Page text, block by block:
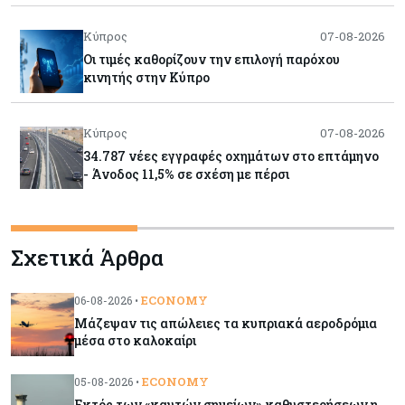
Κύπρος 07-08-2026
Οι τιμές καθορίζουν την επιλογή παρόχου
κινητής στην Κύπρο
Κύπρος 07-08-2026
34.787 νέες εγγραφές οχημάτων στο επτάμηνο
- Άνοδος 11,5% σε σχέση με πέρσι
Κόσμος 07-08-2026
ΕΚΤ: Αιφνιδιάστηκε από την πώληση ευρώ από
τις ΗΠΑ
Κύπρος 07-08-2026
Χορηγία €10.000 για υποτροφίες σε φοιτητές του
Σχετικά Άρθρα
06-08-2026 • ECONOMY
Μάζεψαν τις απώλειες τα κυπριακά αεροδρόμια
μέσα στο καλοκαίρι
05-08-2026 • ECONOMY